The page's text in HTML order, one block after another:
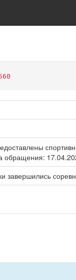
обращения:
завершились